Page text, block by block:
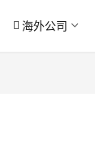
海外公司